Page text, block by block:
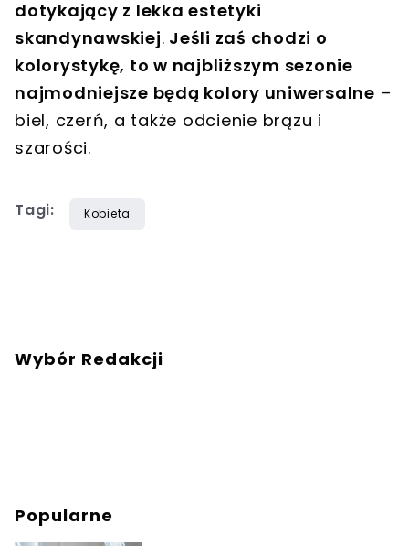
dotykający z lekka estetyki
skandynawskiej. Jeśli zaś chodzi o
kolorystykę, to w najbliższym sezonie
najmodniejsze będą kolory uniwersalne –
biel, czerń, a także odcienie brązu i
szarości.
Tagi: Kobieta
Wybór Redakcji
Popularne